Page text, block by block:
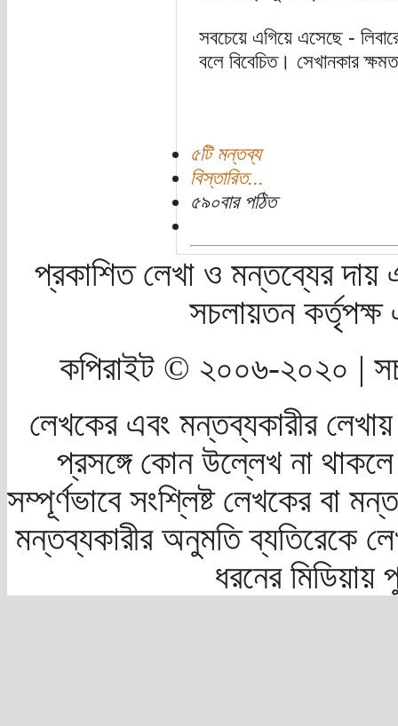
সবচেয়ে এগিয়ে এসেছে -
বলে বিবেচিত। সেখানকার
৫টি মন্তব্য
বিস্তারিত...
৫৯০বার পঠিত
প্রকাশিত লেখা ও মন্তব্যের দায়
সচলায়তন
কপিরাইট © ২০০৬-২০২০ |
লেখকের এবং মন্তব্যকারীর
প্রসঙ্গে কোন উল্লেখ না
সম্পূর্ণভাবে সংশ্লিষ্ট লেখকের বা
মন্তব্যকারীর অনুমতি ব্যতিরেকে
ধরনের মিডিয়ায়